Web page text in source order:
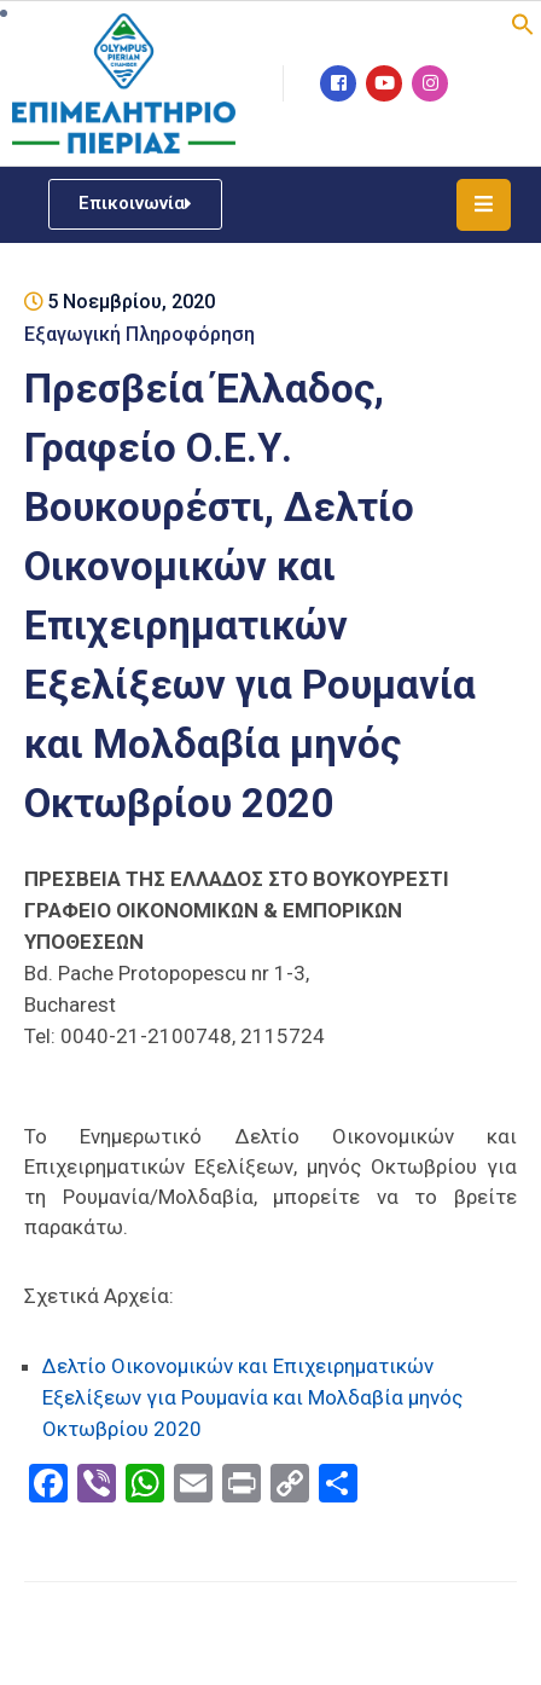
Επικοινωνία
Επιμελητήριο
Νέα
ΓΕΜΗ
Επιχειρηματική
Υποστήριξη
Έκθεση
Παραδοσιακών
Επαγγελμάτων
Έκθεση
ΕΒΕΠ-
ΚΜ
5 Νοεμβρίου, 2020
Εξαγωγική Πληροφόρηση
Πρεσβεία Έλλαδος,
Γραφείο Ο.Ε.Υ.
Βουκουρέστι, Δελτίο
Οικονομικών και
Επιχειρηματικών
Εξελίξεων για Ρουμανία
και Μολδαβία μηνός
Οκτωβρίου 2020
ΠΡΕΣΒΕΙΑ ΤΗΣ ΕΛΛΑΔΟΣ ΣΤΟ ΒΟΥΚΟΥΡΕΣΤΙ
ΓΡΑΦΕΙΟ ΟΙΚΟΝΟΜΙΚΩΝ & ΕΜΠΟΡΙΚΩΝ
ΥΠΟΘΕΣΕΩΝ
Bd. Pache Protopopescu nr 1-3,
Bucharest
Tel: 0040-21-2100748, 2115724
Το Eνημερωτικό Δελτίo Οικονομικών και
Επιχειρηματικών Εξελίξεων, μηνός Οκτωβρίου για
τη Ρουμανία/Μολδαβία, μπορείτε να το βρείτε
παρακάτω.
Σχετικά Αρχεία:
Δελτίο Οικονομικών και Επιχειρηματικών
Εξελίξεων για Ρουμανία και Μολδαβία μηνός
Οκτωβρίου 2020
Facebook
ViberWhatsApp
EmailPrintCopy